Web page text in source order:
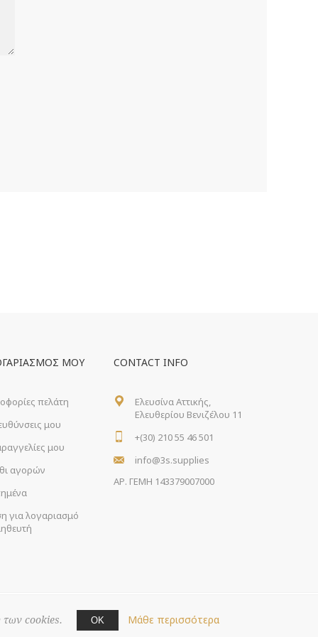
ΜΟΥ
πελάτη
μου
μου
αγορών
για λογαριασμό
CONTACT INFO
Ελευσίνα Αττικής,
Ελευθερίου Βενιζέλου 11
+(30) 210 55 46 501
info@3s.supplies
ΑΡ. ΓΕΜΗ 143379007000
των cookies. ΟΚ Μάθε περισσότερα